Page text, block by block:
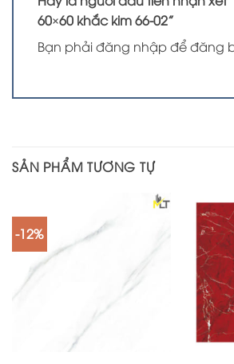
60×60 khắc kim 66-02”
Bạn phảiđăng nhậpđể đăng
SẢN PHẨM TƯƠNG TỰ
-12%